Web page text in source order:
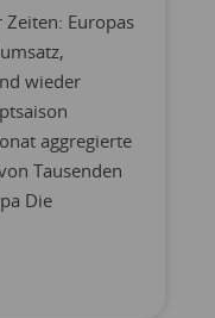
Europas
wieder
aggregierte
Tausenden
Die